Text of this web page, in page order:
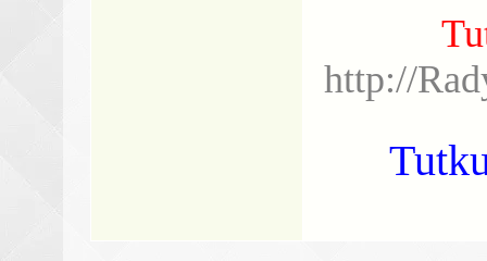
http://